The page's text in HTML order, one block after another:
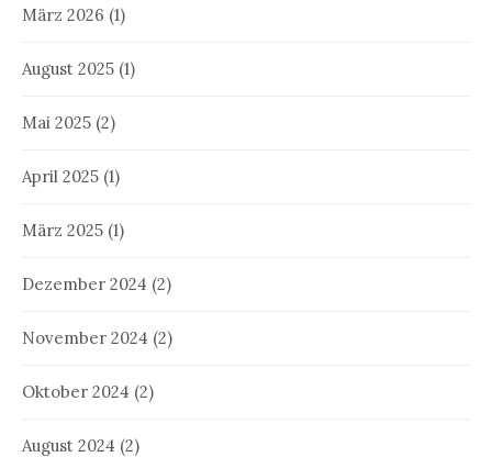
März 2026 (1)
August 2025 (1)
Mai 2025 (2)
April 2025 (1)
März 2025 (1)
Dezember 2024 (2)
November 2024 (2)
Oktober 2024 (2)
August 2024 (2)